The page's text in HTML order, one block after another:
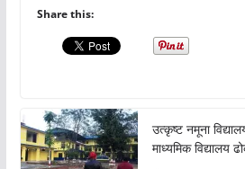
Share this:
उत्कृष्ट नमूना
माध्यमिक विद्यालय